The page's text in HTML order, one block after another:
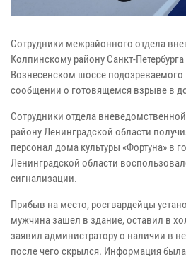
Сотрудники межрайонного отдела
Колпинскому району Санкт-
Вознесенском шоссе
сообщении о готовящемся взрыве в
Сотрудники отдела
району Ленинградской области
персонал дома культуры «Фортуна» в
Ленинградской области
сигнализации.
Прибыв на место, росгвардейцы
мужчина зашел в здание, оставил в
заявил администратору о наличии в
после чего скрылся. Информация